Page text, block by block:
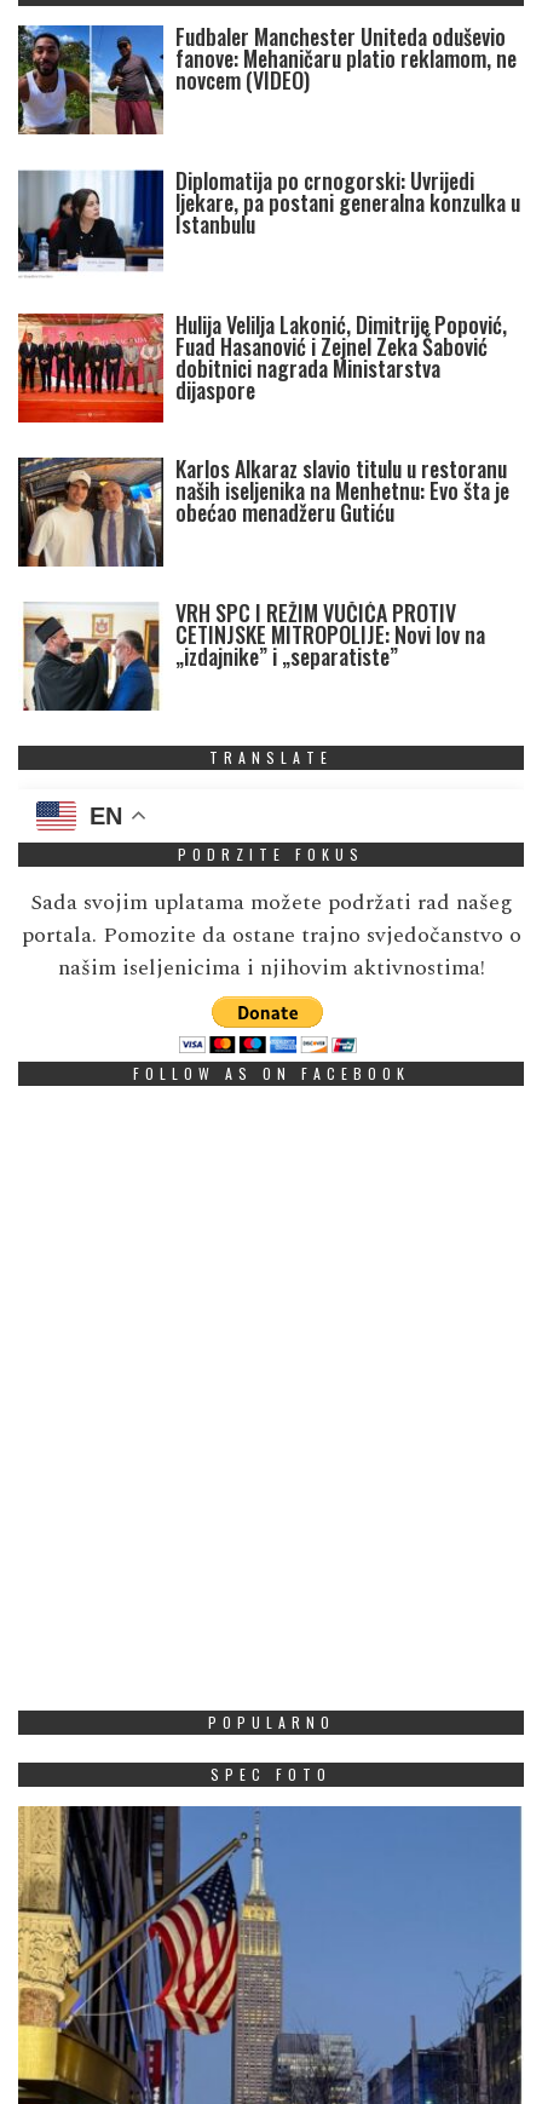
Fudbaler Manchester Uniteda oduševio
fanove: Mehaničaru platio reklamom, ne
novcem (VIDEO)
Diplomatija po crnogorski: Uvrijedi
ljekare, pa postani generalna konzulka u
Istanbulu
Hulija Velilja Lakonić, Dimitrije Popović,
Fuad Hasanović i Zejnel Zeka Šabović
dobitnici nagrada Ministarstva
dijaspore
Karlos Alkaraz slavio titulu u restoranu
naših iseljenika na Menhetnu: Evo šta je
obećao menadžeru Gutiću
VRH SPC I REŽIM VUČIĆA PROTIV
CETINJSKE MITROPOLIJE: Novi lov na
„izdajnike” i „separatiste”
TRANSLATE
EN
PODRZITE FOKUS
Sada svojim uplatama možete podržati rad našeg
portala. Pomozite da ostane trajno svjedočanstvo o
našim iseljenicima i njihovim aktivnostima!
FOLLOW AS ON FACEBOOK
POPULARNO
SPEC FOTO